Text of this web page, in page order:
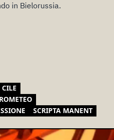
in Bielorussia.
CILE
SCRIPTA MANENT